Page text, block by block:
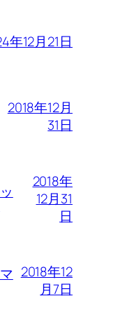
年12月21日
2018年12月
31日
2018年
12月31
日
2018年12
月7日